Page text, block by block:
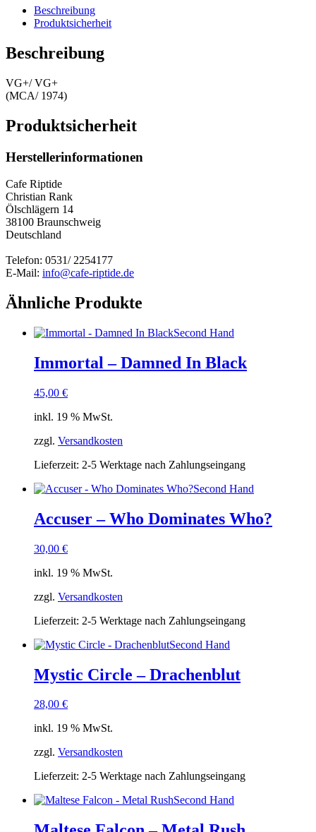
Beschreibung
Produktsicherheit
Beschreibung
VG+/ VG+
(MCA/ 1974)
Produktsicherheit
Herstellerinformationen
Cafe Riptide
Christian Rank
Ölschlägern 14
38100 Braunschweig
Deutschland
Telefon: 0531/ 2254177
E-Mail: info@cafe-riptide.de
Ähnliche Produkte
Second Hand
Immortal – Damned In Black
45,00 €
inkl. 19 % MwSt.
zzgl. Versandkosten
Lieferzeit: 2-5 Werktage nach Zahlungseingang
Second Hand
Accuser – Who Dominates Who?
30,00 €
inkl. 19 % MwSt.
zzgl. Versandkosten
Lieferzeit: 2-5 Werktage nach Zahlungseingang
Second Hand
Mystic Circle – Drachenblut
28,00 €
inkl. 19 % MwSt.
zzgl. Versandkosten
Lieferzeit: 2-5 Werktage nach Zahlungseingang
Second Hand